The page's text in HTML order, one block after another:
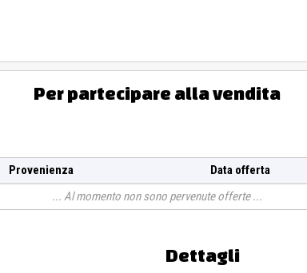
Per partecipare alla vendita
Provenienza Data offerta
Al momento non sono pervenute offerte
Dettagli